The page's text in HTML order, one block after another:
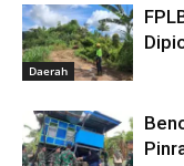
Daerah